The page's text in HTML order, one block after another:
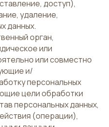
доступ),
удаление,
данных.
орган,
или
или совместно
и/
персональных
цели обработки
персональных данных,
(операции),